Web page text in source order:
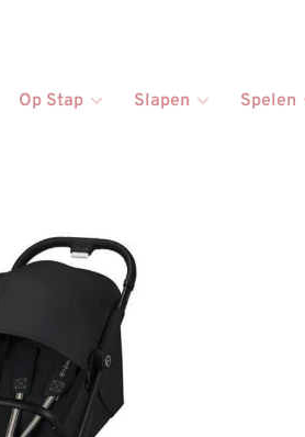
Op Stap Slapen Spelen